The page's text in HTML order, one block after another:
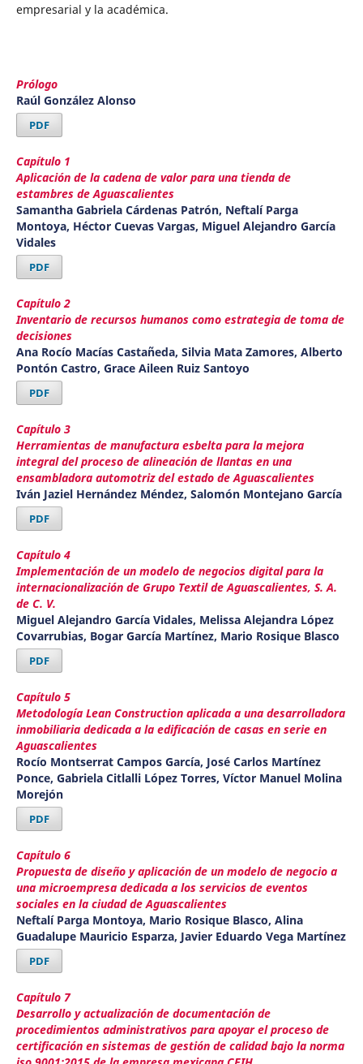
empresarial y la académica.
Prólogo
Raúl González Alonso
PDF
Capítulo 1
Aplicación de la cadena de valor para una tienda de
estambres de Aguascalientes
Samantha Gabriela Cárdenas Patrón, Neftalí Parga
Montoya, Héctor Cuevas Vargas, Miguel Alejandro García
Vidales
PDF
Capítulo 2
Inventario de recursos humanos como estrategia de toma de
decisiones
Ana Rocío Macías Castañeda, Silvia Mata Zamores, Alberto
Pontón Castro, Grace Aileen Ruiz Santoyo
PDF
Capítulo 3
Herramientas de manufactura esbelta para la mejora
integral del proceso de alineación de llantas en una
ensambladora automotriz del estado de Aguascalientes
Iván Jaziel Hernández Méndez, Salomón Montejano García
PDF
Capítulo 4
Implementación de un modelo de negocios digital para la
internacionalización de Grupo Textil de Aguascalientes, S. A.
de C. V.
Miguel Alejandro García Vidales, Melissa Alejandra López
Covarrubias, Bogar García Martínez, Mario Rosique Blasco
PDF
Capítulo 5
Metodología Lean Construction aplicada a una desarrolladora
inmobiliaria dedicada a la edificación de casas en serie en
Aguascalientes
Rocío Montserrat Campos García, José Carlos Martínez
Ponce, Gabriela Citlalli López Torres, Víctor Manuel Molina
Morejón
PDF
Capítulo 6
Propuesta de diseño y aplicación de un modelo de negocio a
una microempresa dedicada a los servicios de eventos
sociales en la ciudad de Aguascalientes
Neftalí Parga Montoya, Mario Rosique Blasco, Alina
Guadalupe Mauricio Esparza, Javier Eduardo Vega Martínez
PDF
Capítulo 7
Desarrollo y actualización de documentación de
procedimientos administrativos para apoyar el proceso de
certificación en sistemas de gestión de calidad bajo la norma